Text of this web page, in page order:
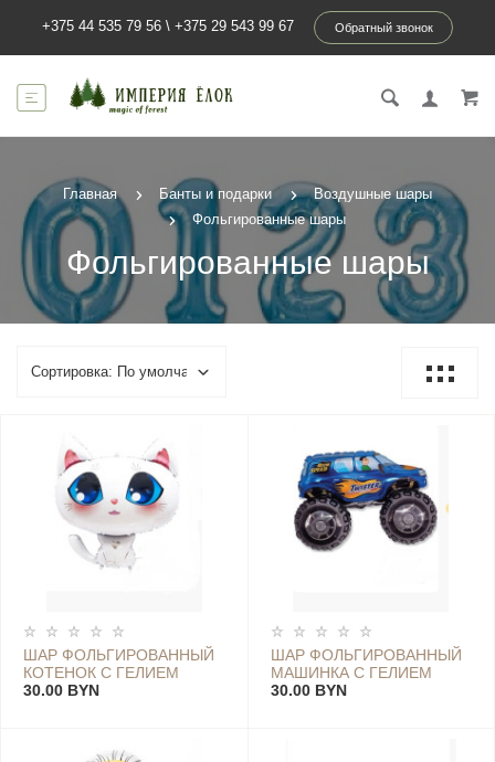
+375 44 535 79 56 \ +375 29 543 99 67 Обратный звонок
Главная Банты и подарки
Воздушные шары
Фольгированные шары
Фольгированные шары
ШАР ФОЛЬГИРОВАННЫЙ
КОТЕНОК С ГЕЛИЕМ
30.00 BYN
ШАР ФОЛЬГИРОВАННЫЙ
МАШИНКА С ГЕЛИЕМ
ДЖИП
30.00 BYN